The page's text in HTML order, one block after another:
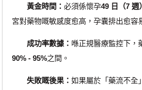
黃金時間： 必須係懷孕49 日（7 週
宮對藥物嘅敏感度愈高，孕囊排出愈容
成功率數據： 喺正規醫療監控下，
90% - 95%之間。
失敗嘅後果： 如果屬於「藥流不全